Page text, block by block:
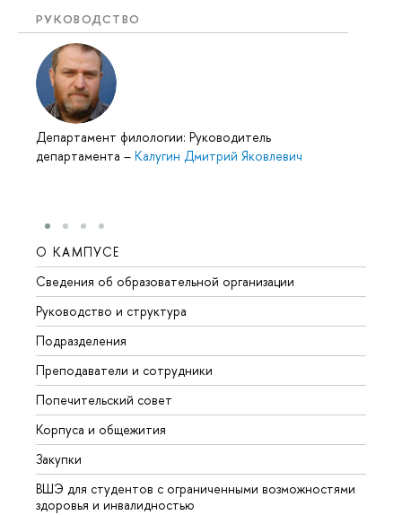
РУКОВОДСТВО
Департамент филологии: Руководитель
департамента – Калугин Дмитрий Яковлевич
О КАМПУСЕ
Сведения об образовательной организации
Руководство и структура
Подразделения
Преподаватели и сотрудники
Попечительский совет
Корпуса и общежития
Закупки
ВШЭ для студентов с ограниченными возможностями
здоровья и инвалидностью